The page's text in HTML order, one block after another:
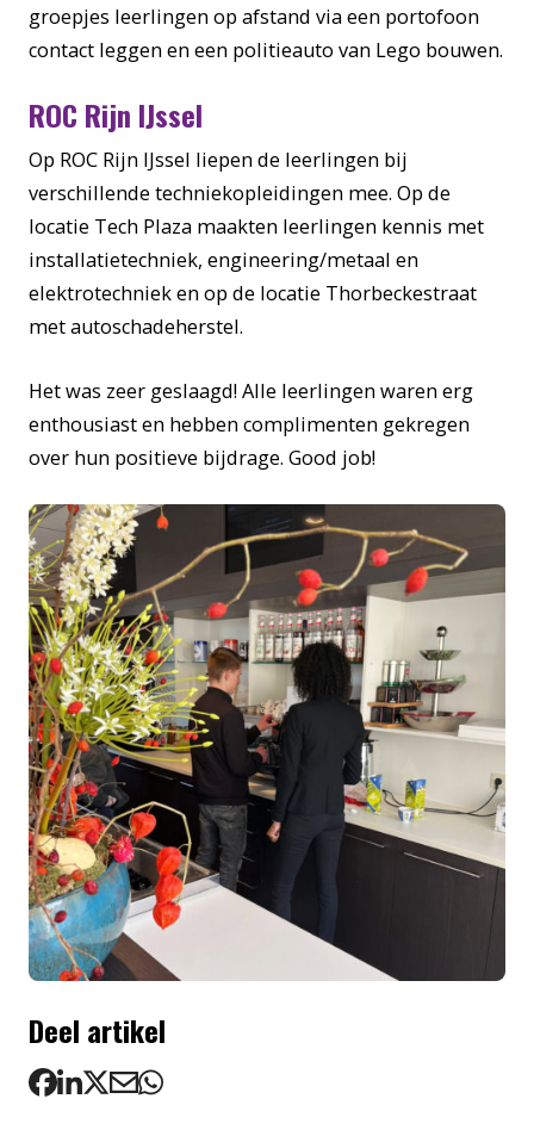
groepjes leerlingen op afstand via een portofoon
contact leggen en een politieauto van Lego bouwen.
ROC Rijn IJssel
Op ROC Rijn IJssel liepen de leerlingen bij
verschillende techniekopleidingen mee. Op de
locatie Tech Plaza maakten leerlingen kennis met
installatietechniek, engineering/metaal en
elektrotechniek en op de locatie Thorbeckestraat
met autoschadeherstel.
Het was zeer geslaagd! Alle leerlingen waren erg
enthousiast en hebben complimenten gekregen
over hun positieve bijdrage. Good job!
Deel artikel